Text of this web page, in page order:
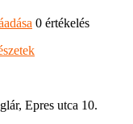
0 értékelés
Epres utca 10.